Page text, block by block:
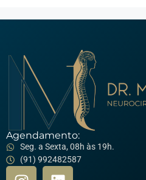
Agendamento:
Seg. a Sexta, 08h às 19h.
(91) 992482587